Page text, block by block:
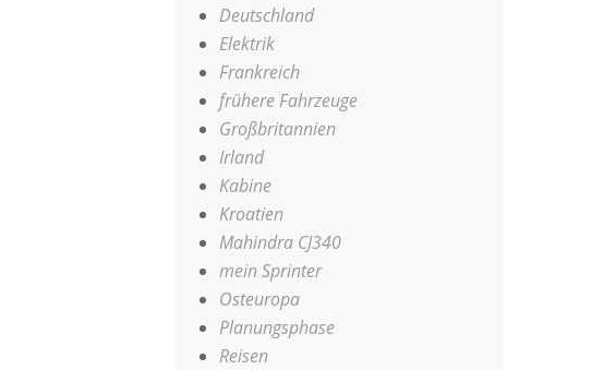
Deutschland
Elektrik
Frankreich
frühere Fahrzeuge
Großbritannien
Irland
Kabine
Kroatien
Mahindra CJ340
mein Sprinter
Osteuropa
Planungsphase
Reisen